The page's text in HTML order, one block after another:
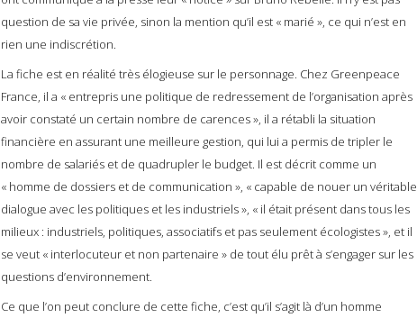
question de sa vie privée, sinon la mention qu’il est « marié », ce qui n’est en
rien une indiscrétion.
La fiche est en réalité très élogieuse sur le personnage. Chez Greenpeace
France, il a « entrepris une politique de redressement de l’organisation après
avoir constaté un certain nombre de carences », il a rétabli la situation
financière en assurant une meilleure gestion, qui lui a permis de tripler le
nombre de salariés et de quadrupler le budget. Il est décrit comme un
« homme de dossiers et de communication », « capable de nouer un véritable
dialogue avec les politiques et les industriels », « il était présent dans tous les
milieux : industriels, politiques, associatifs et pas seulement écologistes », et il
se veut « interlocuteur et non partenaire » de tout élu prêt à s’engager sur les
questions d’environnement.
Ce que l’on peut conclure de cette fiche, c’est qu’il s’agit là d’un homme